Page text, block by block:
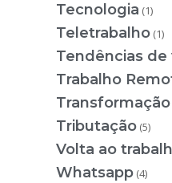
Tecnologia (1)
Teletrabalho (1)
Tendências de
Trabalho
Tributação (5)
Volta ao
Whatsapp (4)